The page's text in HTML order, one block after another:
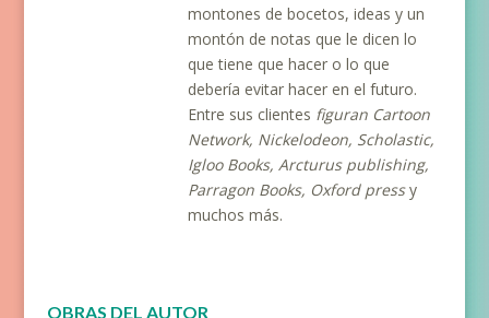
montones de bocetos, ideas y un
montón de notas que le dicen lo
que tiene que hacer o lo que
debería evitar hacer en el futuro.
Entre sus clientes figuran Cartoon
Network, Nickelodeon, Scholastic,
Igloo Books, Arcturus publishing,
Parragon Books, Oxford pressy
muchos más.
OBRAS DEL AUTOR